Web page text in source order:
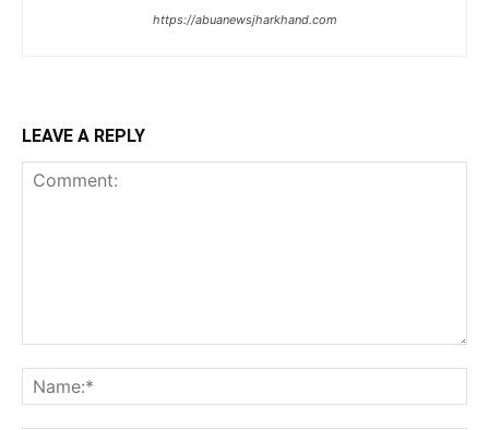
https://abuanewsjharkhand.com
LEAVE A REPLY